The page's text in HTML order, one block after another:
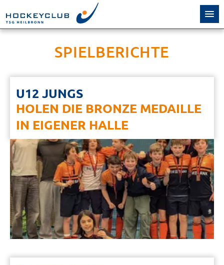
SPIELBERICHTE
U12 JUNGS
HOLEN DIE BRONZE MEDAILLE
IN EIGENER HALLE